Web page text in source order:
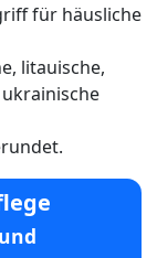
für häusliche
litauische,